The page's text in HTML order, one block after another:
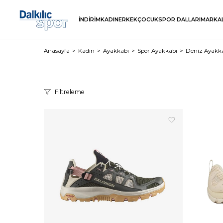
İNDİRİMKADINERKEKÇOCUKSPOR DALLARI
Anasayfa Kadın Ayakkabı Spor Ayakkabı Deniz
Filtreleme